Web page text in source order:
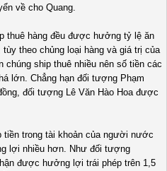
về cho Quang.
thuê hàng đều được hưởng tỷ lệ ăn
theo chủng loại hàng và giá trị của
chúng ship thuê nhiều nên số tiền các
lớn. Chẳng hạn đối tượng Phạm
đối tượng Lê Văn Hào Hoa được
trong tài khoản của người nước
lợi nhiều hơn. Như đối tượng
được hưởng lợi trái phép trên 1,5